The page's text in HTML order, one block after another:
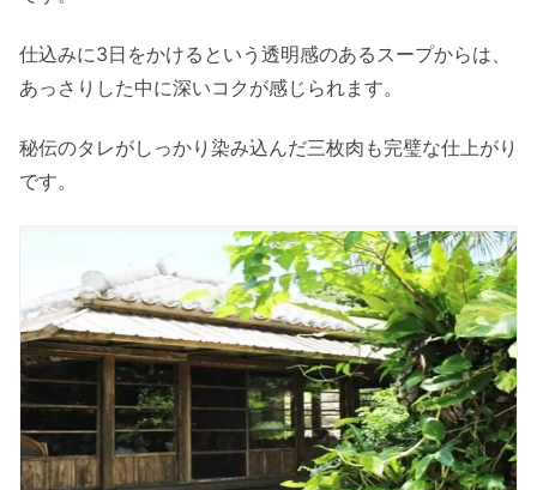
仕込みに3日をかけるという透明感のあるスープからは、
あっさりした中に深いコクが感じられます。
秘伝のタレがしっかり染み込んだ三枚肉も完璧な仕上がり
です。